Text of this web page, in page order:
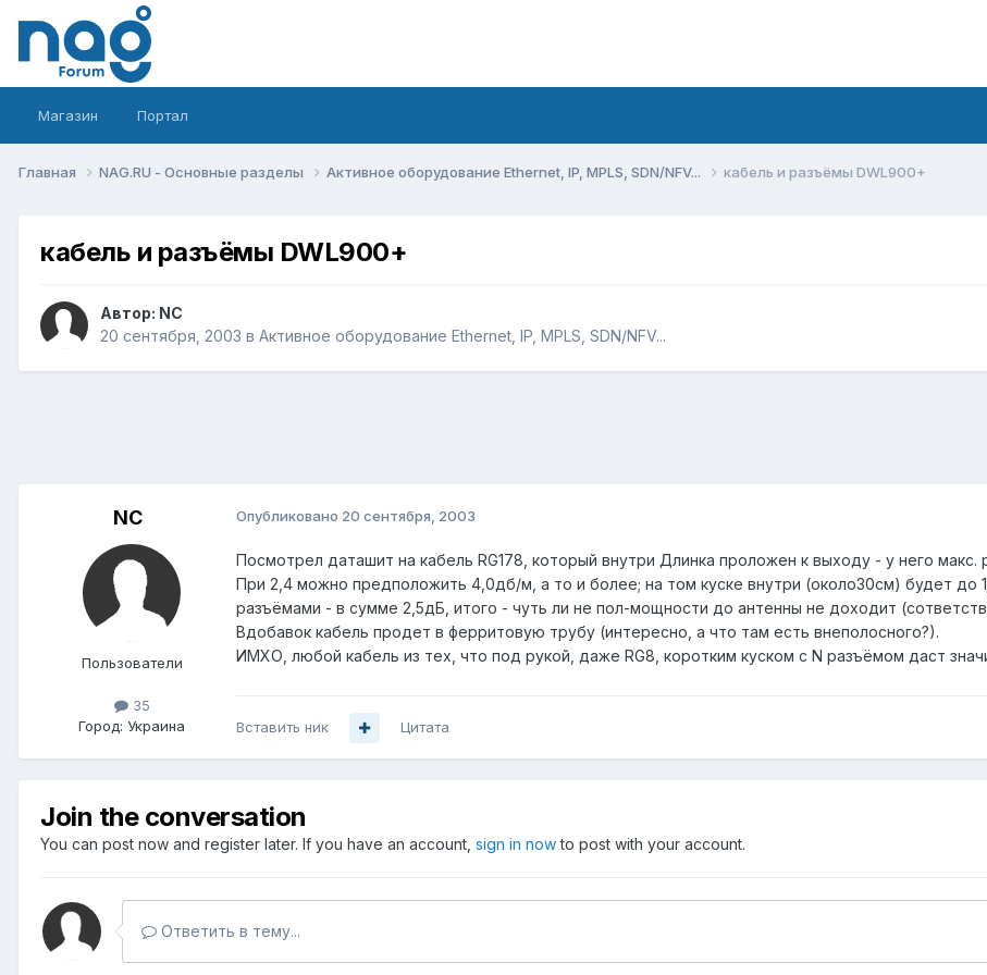
Магазин Портал
Главная NAG.RU - Основные разделы Активное оборудование Ethernet, IP, MPLS, SDN/NFV... кабель и разъёмы DWL900+
кабель и разъёмы DWL900+
Автор: NC
20 сентября, 2003 в Активное оборудование Ethernet, IP, MPLS, SDN/NFV...
NC
Пользователи
35
Город: Украина
Опубликовано 20 сентября, 2003
Посмотрел даташит на кабель RG178, который внутри Длинка проложен к выходу - у него
При 2,4 можно предположить 4,0дб/м, а то и более; на том куске внутри (около30см) будет до
разъёмами - в сумме 2,5дБ, итого - чуть ли не пол-мощности до антенны не доходит
Вдобавок кабель продет в ферритовую трубу (интересно, а что там есть внеполосного?).
ИМХО, любой кабель из тех, что под рукой, даже RG8, коротким куском с N разъёмом даст
Вставить ник Цитата
Join the conversation
You can post now and register later. If you have an account, sign in nowto post with your account.
Ответить в тему...